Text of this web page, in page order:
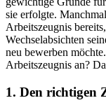
sie erfolgte.
Arbeitszeugnis
Wechselabsichten
neu bewerben
Arbeitszeugnis an?
1. Den richtigen